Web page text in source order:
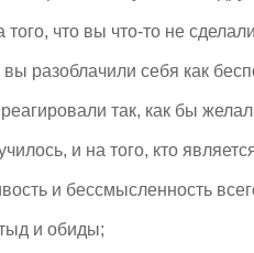
того, что вы что-то не
разоблачили себя как
так, как бы
и на того, кто
и бессмысленность
и обиды;